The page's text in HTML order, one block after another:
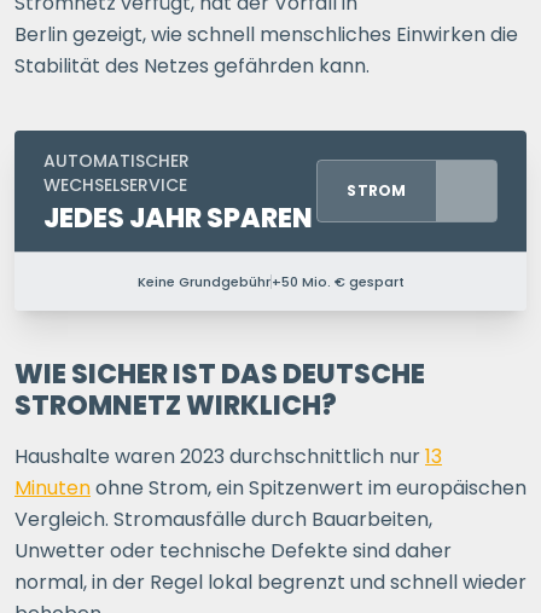
Berlin gezeigt, wie schnell menschliches Einwirken die
Stabilität des Netzes gefährden kann.
AUTOMATISCHER
WECHSELSERVICE
JEDES JAHR SPAREN
STROM
PERSONEN IM HAUSHALT
Ihre Postleitzahl
ERSPARNIS BERECHNEN
oder direkt registrieren
Keine Grundgebühr+50 Mio. € gespart
WIE SICHER IST DAS DEUTSCHE
STROMNETZ WIRKLICH?
Haushalte waren 2023 durchschnittlich nur13
Minutenohne Strom, ein Spitzenwert im europäischen
Vergleich. Stromausfälle durch Bauarbeiten,
Unwetter oder technische Defekte sind daher
normal, in der Regel lokal begrenzt und schnell wieder